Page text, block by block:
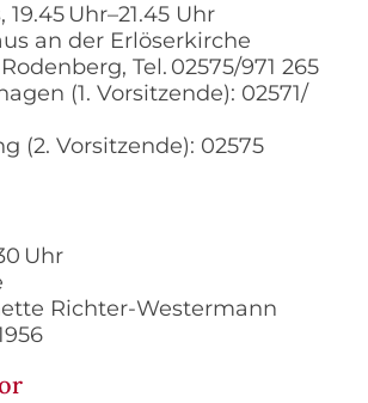
Uhr–21.45 Uhr
an der Erlöserkirche
Tel. 02575/971 265
(1. Vorsitzende): 02571/
(2. Vorsitzende): 02575
Uhr
Richter-Westermann